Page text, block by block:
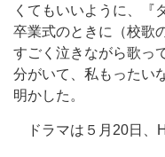
くてもいいように、『
卒業式のときに（校歌
すごく泣きながら歌っ
分がいて、私もったい
明かした。
ドラマは５月20日、